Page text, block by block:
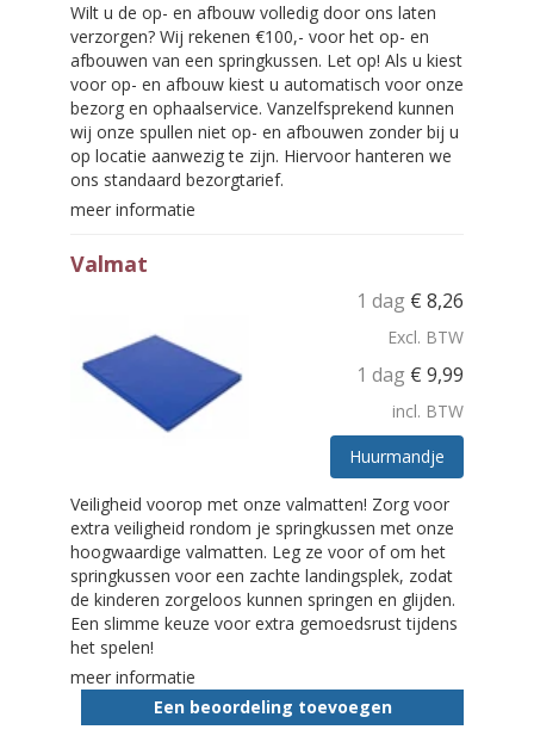
Wilt u de op- en afbouw volledig door ons laten
verzorgen? Wij rekenen €100,- voor het op- en
afbouwen van een springkussen. Let op! Als u kiest
voor op- en afbouw kiest u automatisch voor onze
bezorg en ophaalservice. Vanzelfsprekend kunnen
wij onze spullen niet op- en afbouwen zonder bij u
op locatie aanwezig te zijn. Hiervoor hanteren we
ons standaard bezorgtarief.
meer informatie
Valmat
1 dag € 8,26
Excl. BTW
1 dag € 9,99
incl. BTW
Huurmandje
Veiligheid voorop met onze valmatten! Zorg voor
extra veiligheid rondom je springkussen met onze
hoogwaardige valmatten. Leg ze voor of om het
springkussen voor een zachte landingsplek, zodat
de kinderen zorgeloos kunnen springen en glijden.
Een slimme keuze voor extra gemoedsrust tijdens
het spelen!
meer informatie
Een beoordeling toevoegen